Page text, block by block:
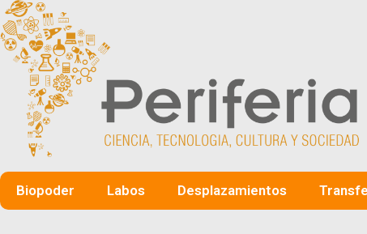
Biopoder Labos Desplazamientos